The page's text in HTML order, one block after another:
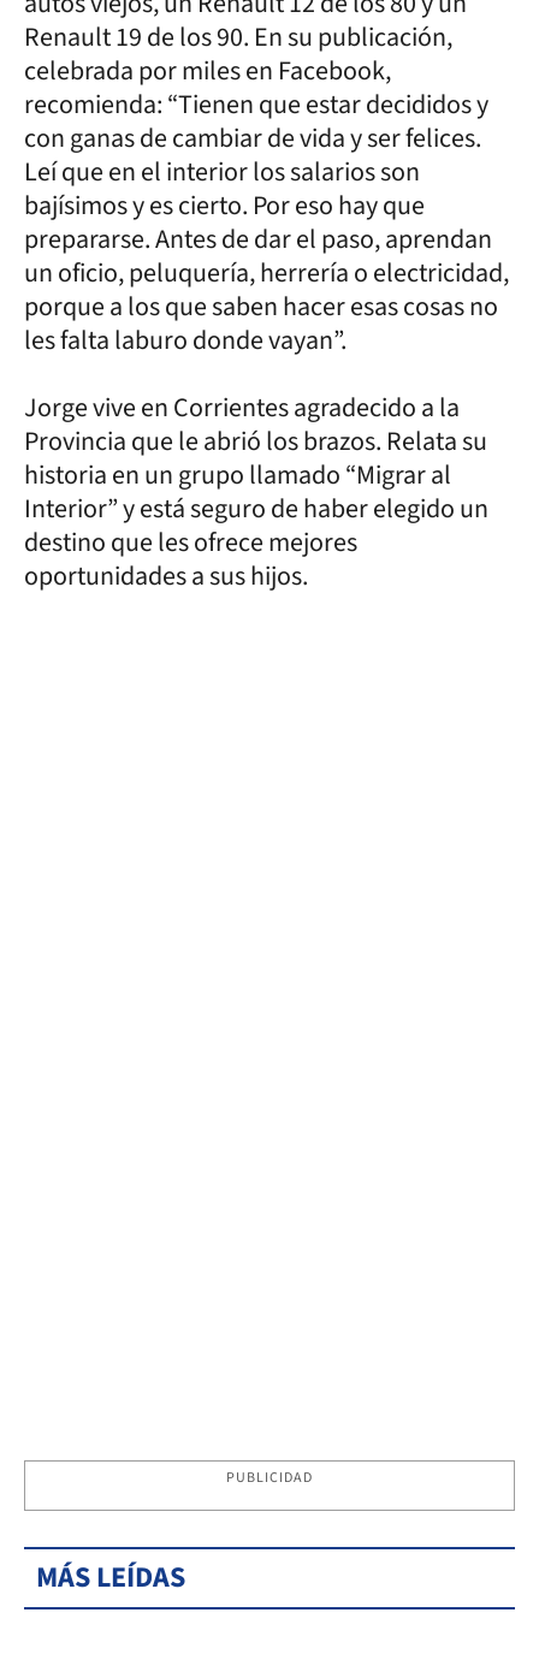
Renault 19 de los 90. En su publicación,
celebrada por miles en Facebook,
recomienda: “Tienen que estar decididos y
con ganas de cambiar de vida y ser felices.
Leí que en el interior los salarios son
bajísimos y es cierto. Por eso hay que
prepararse. Antes de dar el paso, aprendan
un oficio, peluquería, herrería o electricidad,
porque a los que saben hacer esas cosas no
les falta laburo donde vayan”.
Jorge vive en Corrientes agradecido a la
Provincia que le abrió los brazos. Relata su
historia en un grupo llamado “Migrar al
Interior” y está seguro de haber elegido un
destino que les ofrece mejores
oportunidades a sus hijos.
PUBLICIDAD
MÁS LEÍDAS